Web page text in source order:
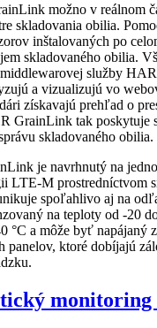
možno v reálnom
skladovania obilia.
inštalovaných po
skladovaného obilia.
middlewarovej služby
a vizualizujú vo
získavajú prehľad o
GrainLink tak poskytuje
skladovaného obilia.
je navrhnutý na
LTE-M prostredníctvom
spoľahlivo aj na
na teploty od -20
°C a môže byť napájaný
panelov, ktoré dobíjajú
monitoring